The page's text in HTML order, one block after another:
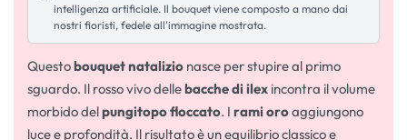
intelligenza artificiale. Il bouquet viene composto a mano dai
nostri fioristi, fedele all'immagine mostrata.
Questobouquet natalizio nasce per stupire al primo
sguardo. Il rosso vivo dellebacche di ilex incontra il volume
morbido delpungitopo floccato. I rami oroaggiungono
luce e profondità. Il risultato è un equilibrio classico e